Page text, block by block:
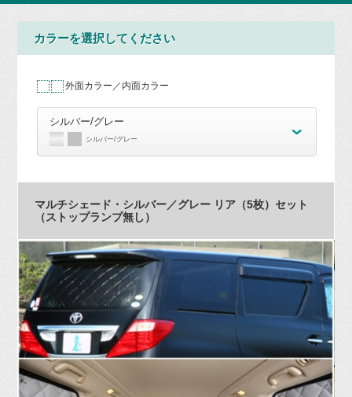
カラーを選択してください
外面カラー／内面カラー
シルバー/グレー
シルバー/グレー
マルチシェード・シルバー／グレー リア（5枚）セット
（ストップランプ無し）